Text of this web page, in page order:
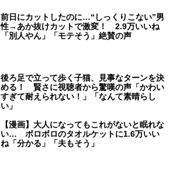
前日にカットしたのに…“しっくりこない”男
性→あか抜けカットで激変！ 2.9万いいね
「別人やん」「モテそう」絶賛の声
後ろ足で立って歩く子猫、見事なターンを決
める！ 賢さに視聴者から驚嘆の声「かわい
すぎて耐えられない！」「なんて素晴らし
い」
【漫画】大人になってもこれがないと眠れな
い… ボロボロのタオルケットに1.6万いい
ね「分かる」「夫もそう」